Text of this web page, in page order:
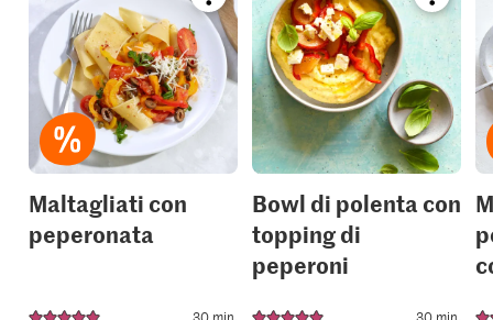
recipe
or
add
it
your
collections.
Maltagliati con
peperonata
recipe
add
to
your
Bowl di polenta con
topping di
peperoni